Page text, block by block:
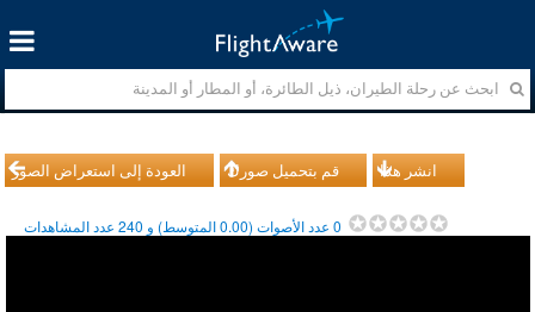
العودة إلى استعراض الصور قم بتحميل صورك انشر هذا
0عدد الأصوات (0.00المتوسط) و 240عدد المشاهدات